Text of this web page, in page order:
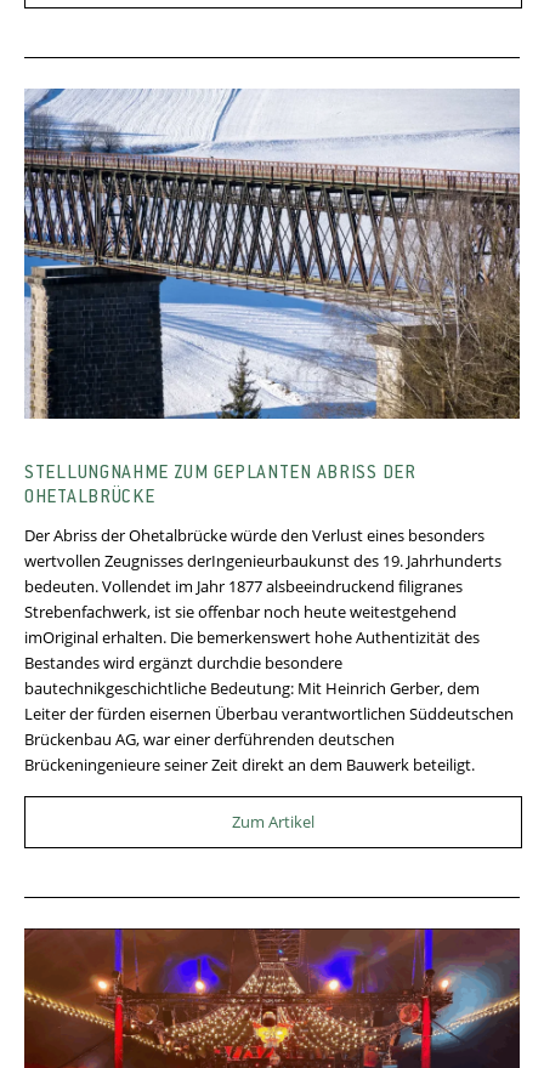
STELLUNGNAHME ZUM GEPLANTEN ABRISS DER
OHETALBRÜCKE
Der Abriss der Ohetalbrücke würde den Verlust eines besonders
wertvollen Zeugnisses derIngenieurbaukunst des 19. Jahrhunderts
bedeuten. Vollendet im Jahr 1877 alsbeeindruckend filigranes
Strebenfachwerk, ist sie offenbar noch heute weitestgehend
imOriginal erhalten. Die bemerkenswert hohe Authentizität des
Bestandes wird ergänzt durchdie besondere
bautechnikgeschichtliche Bedeutung: Mit Heinrich Gerber, dem
Leiter der fürden eisernen Überbau verantwortlichen Süddeutschen
Brückenbau AG, war einer derführenden deutschen
Brückeningenieure seiner Zeit direkt an dem Bauwerk beteiligt.
Zum Artikel